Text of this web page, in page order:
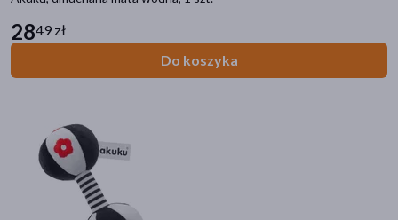
2849 zł
Do koszyka